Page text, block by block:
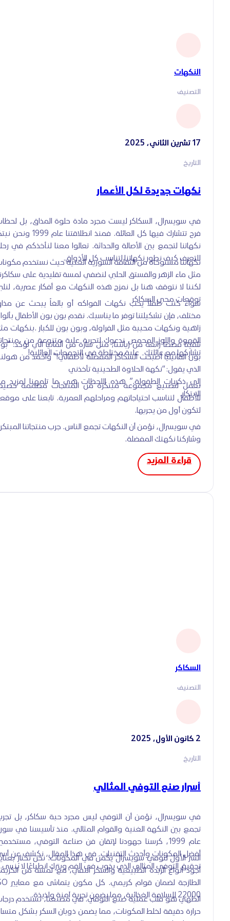
النكهات
التصنيف
17 تشرين الثاني، 2025
التاريخ
نكهات جديدة لكل الأعمار
في سويسرال، السكاكر ليست مجرد مادة حلوة المذاق، بل لحظات
فرح تتشارك فيها كل العائلة. فمنذ انطلاقتنا عام 1999 ونحن نبتكر
نكهاتنا لتجمع بين الأصالة والحداثة. تعالوا معنا لنأخذكم في رحلة
للتعرف كيف نطور نكهاتنا لتناسب كل الأذواق.
نكهاتنا مستوحاة من الثقافة السورية الغنية حيث نستخدم مكونات
مثل ماء الزهر والفستق الحلبي لنضفي لمسة تقليدية على سكاكرنا.
لكننا لا نتوقف هنا بل نمزج هذه النكهات مع أفكار عصرية، لنلبي
توقعات محبي السكاكر
سواء كنت طفلاً يحب نكهات الفواكه أو بالغاً يبحث عن مذاق
مختلف، فإن تشكيلتنا توفر ما يناسبك. نقدم بون بون الأطفال بألوان
زاهية ونكهات محببة مثل الفراولة، وبون بون للكبار .بنكهات مثل
القهوة واللوز المحمص ندعوك لتجربة علبة متنوعة من .منتجاتنا
تشاركها مع عائلتك علبة مختلطة في التجمعات العائلية!
تلقينا قصصاً رائعة من زبائننا، مثل سارة من ألمانيا التي تؤكد: “بون
بون الفانيليا أصبحت السكاكر المفضلة لأطفالي!” وأحمد من هولندا
الذي يقول: “نكهة الحلاوة الطحينية تأخذني
إلى ذكريات الطفولة.” هذه اللحظات هي ما تلمهنا لمزيد من
الابتكار.
نعمل لتصنيع مجموعة مبتكرة من المنتجات مصممة خصيصاً
للأطفال لتناسب احتياجاتهم ومراحلهم العمرية. تابعنا على موقعنا
لتكون أول من يجربها.
في سويسرال، نؤمن أن النكهات تجمع الناس. جرب منتجاتنا المبتكرة
وشاركنا نكهتك المفضلة.
قراءة المزيد
السكاكر
التصنيف
2 كانون الأول، 2025
التاريخ
أسرار صنع التوفي المثالي
في سويسرال، نؤمن أن التوفي ليس مجرد حبة سكاكر، بل تجربة
تجمع بين النكهة الغنية والقوام المثالي. منذ تأسيسنا في سوريا
عام 1999، كرسنا جهودنا لإتقان فن صناعة التوفي، مستخدمين
أفضل المكونات وأحدث التقنيات. في هذا المقال، نكشف عن أسرار
تحقيق التوفي المثالي الذي يذوب في الفم ويترك انطباعًا لا يُنسى.
السر الأول لتوفي سويسرال يكمن في المكونات. نحن نختار بعناية
أجود أنواع الزبدة الطبيعية والسكر النقي، مع لمسة من الكريمة
الطازجة لضمان قوام كريمي. كل مكون يتماشى مع معايير ISO
22000 للسلامة الغذائية، مما يضمن تجربة آمنة ولذيذة.
الطهي هو قلب عملية صنع التوفي. في مصنعنا، نستخدم درجات
حرارة دقيقة لخلط المكونات، مما يضمن ذوبان السكر بشكل متساوٍ